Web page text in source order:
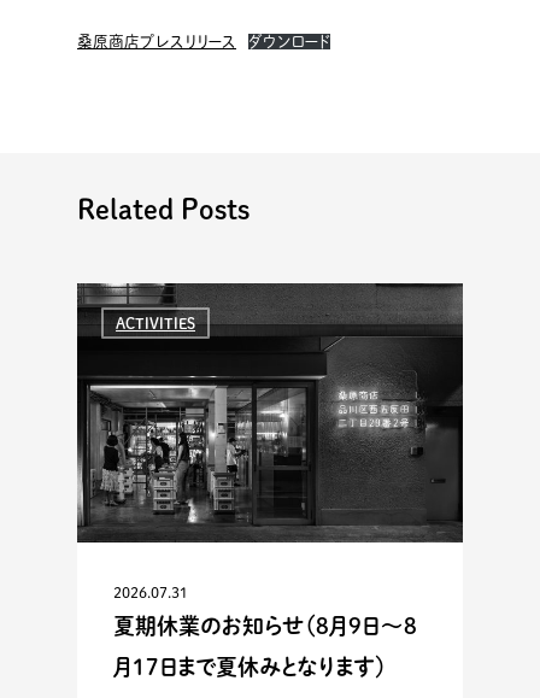
桑原商店プレスリリース ダウンロード
Related Posts
ACTIVITIES
2026.07.31
夏期休業のお知らせ（8月9日〜8
月17日まで夏休みとなります）